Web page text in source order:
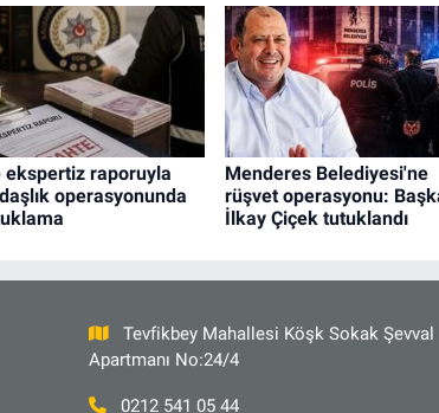
ekspertiz raporuyla
operasyonunda
Menderes Belediyesi'ne
rüşvet operasyonu:
İlkay Çiçek tutuklandı
Tevfikbey Mahallesi Köşk Sokak Şevval
Apartmanı No:24/4
0212 541 05 44